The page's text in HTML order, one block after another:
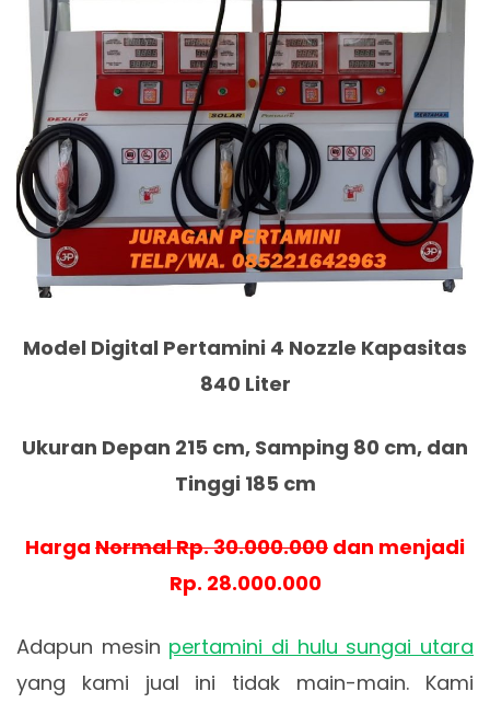
Model Digital Pertamini 4 Nozzle Kapasitas
840 Liter
Ukuran Depan 215 cm, Samping 80 cm, dan
Tinggi 185 cm
Harga Normal Rp. 30.000.000 dan menjadi
Rp. 28.000.000
Adapun mesin pertamini di hulu sungai utara
yang kami jual ini tidak main-main. Kami